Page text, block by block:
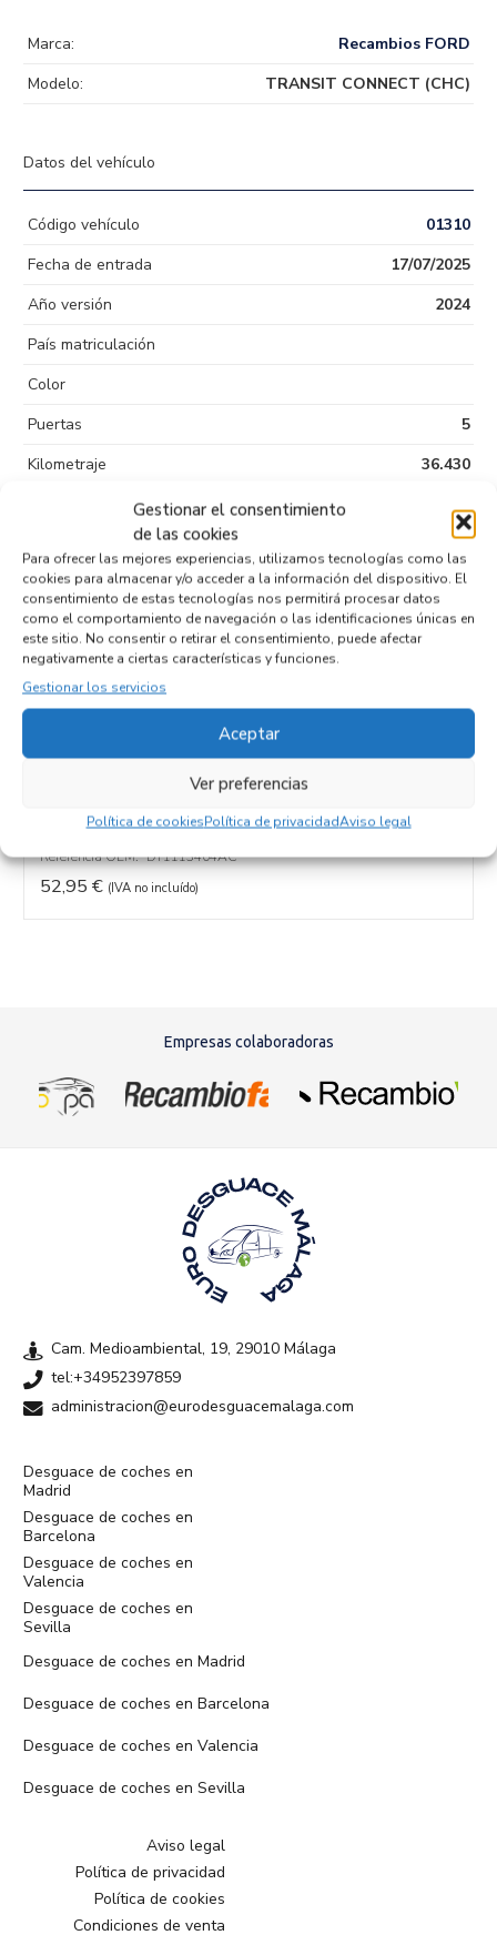
Gestionar el consentimiento
de las cookies
Para ofrecer las mejores experiencias, utilizamos tecnologías como las
cookies para almacenar y/o acceder a la información del dispositivo. El
consentimiento de estas tecnologías nos permitirá procesar datos
como el comportamiento de navegación o las identificaciones únicas en
este sitio. No consentir o retirar el consentimiento, puede afectar
negativamente a ciertas características y funciones.
Gestionar los servicios
Aceptar
Ver preferencias
Política de cookiesPolítica de privacidadAviso legal
Marca:
Recambios FORD
Modelo:
TRANSIT CONNECT (CHC)
Datos del vehículo
Código vehículo
01310
Fecha de entrada
17/07/2025
Año versión
2024
País matriculación
Color
Puertas
5
Kilometraje
36.430
Código motor
Código cambio
Productos relacionados
PILOTO TRASERO DERECHO DT1113404AC
Recambios FORDTRANSIT CONNECT (CHC) XWGA
Referencia OEM: DT1113404AC
52,95 € (IVA no incluído)
Empresas colaboradoras
Cam. Medioambiental, 19, 29010 Málaga
tel:+34952397859
administracion@eurodesguacemalaga.com
Desguace de coches en
Madrid
Desguace de coches en
Barcelona
Desguace de coches en
Valencia
Desguace de coches en
Sevilla
Desguace de coches en Madrid
Desguace de coches en Barcelona
Desguace de coches en Valencia
Desguace de coches en Sevilla
Aviso legal
Política de privacidad
Política de cookies
Condiciones de venta